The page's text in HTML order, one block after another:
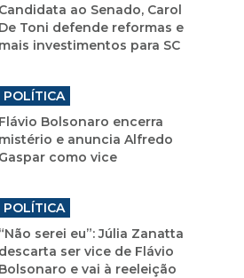
Candidata ao Senado, Carol
De Toni defende reformas e
mais investimentos para SC
POLÍTICA
Flávio Bolsonaro encerra
mistério e anuncia Alfredo
Gaspar como vice
POLÍTICA
“Não serei eu”: Júlia Zanatta
descarta ser vice de Flávio
Bolsonaro e vai à reeleição